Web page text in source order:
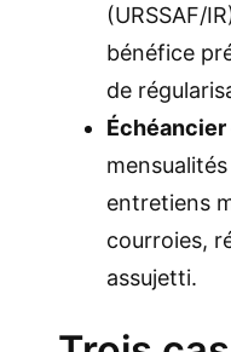
(URSSAF/
bénéfice
de
entretiens
courroies,
assujetti.